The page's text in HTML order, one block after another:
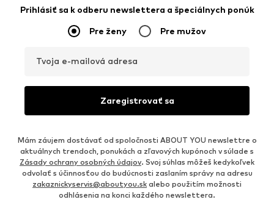
Prihlásiť sa k odberu newslettera a špeciálnych ponúk
Pre ženy Pre mužov
Tvoja e-mailová adresa
Zaregistrovať sa
Mám záujem dostávať od spoločnosti ABOUT YOU newslettre o
aktuálnych trendoch, ponukách a zľavových kupónoch v súlade s
Zásady ochrany osobných údajov. Svoj súhlas môžeš kedykoľvek
odvolať s účinnosťou do budúcnosti zaslaním správy na adresu
zakaznickyservis@aboutyou.sk alebo použitím možnosti
odhlásenia na konci každého newslettera.